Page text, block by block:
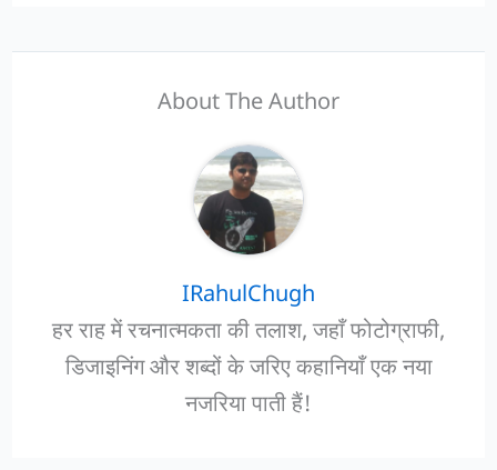
About The Author
IRahulChugh
हर राह में रचनात्मकता की तलाश, जहाँ फोटोग्राफी,
डिजाइनिंग और शब्दों के जरिए कहानियाँ एक नया
नजरिया पाती हैं!